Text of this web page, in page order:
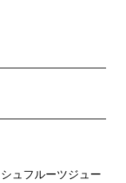
ュフルーツジュー